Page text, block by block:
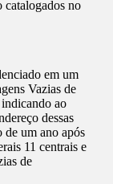
catalogados no
em um
Vazias de
ao
dessas
de um ano após
11 centrais e
de